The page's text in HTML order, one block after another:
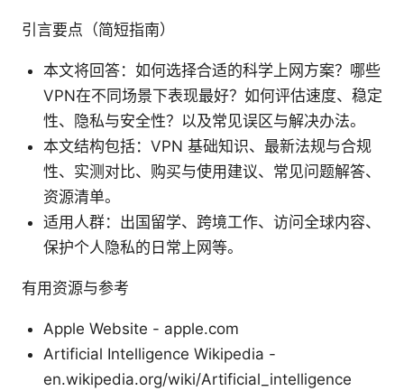
引言要点（简短指南）
本文将回答：如何选择合适的科学上网方案？哪些
VPN在不同场景下表现最好？如何评估速度、稳定
性、隐私与安全性？以及常见误区与解决办法。
本文结构包括：VPN 基础知识、最新法规与合规
性、实测对比、购买与使用建议、常见问题解答、
资源清单。
适用人群：出国留学、跨境工作、访问全球内容、
保护个人隐私的日常上网等。
有用资源与参考
Apple Website - apple.com
Artificial Intelligence Wikipedia -
en.wikipedia.org/wiki/Artificial_intelligence